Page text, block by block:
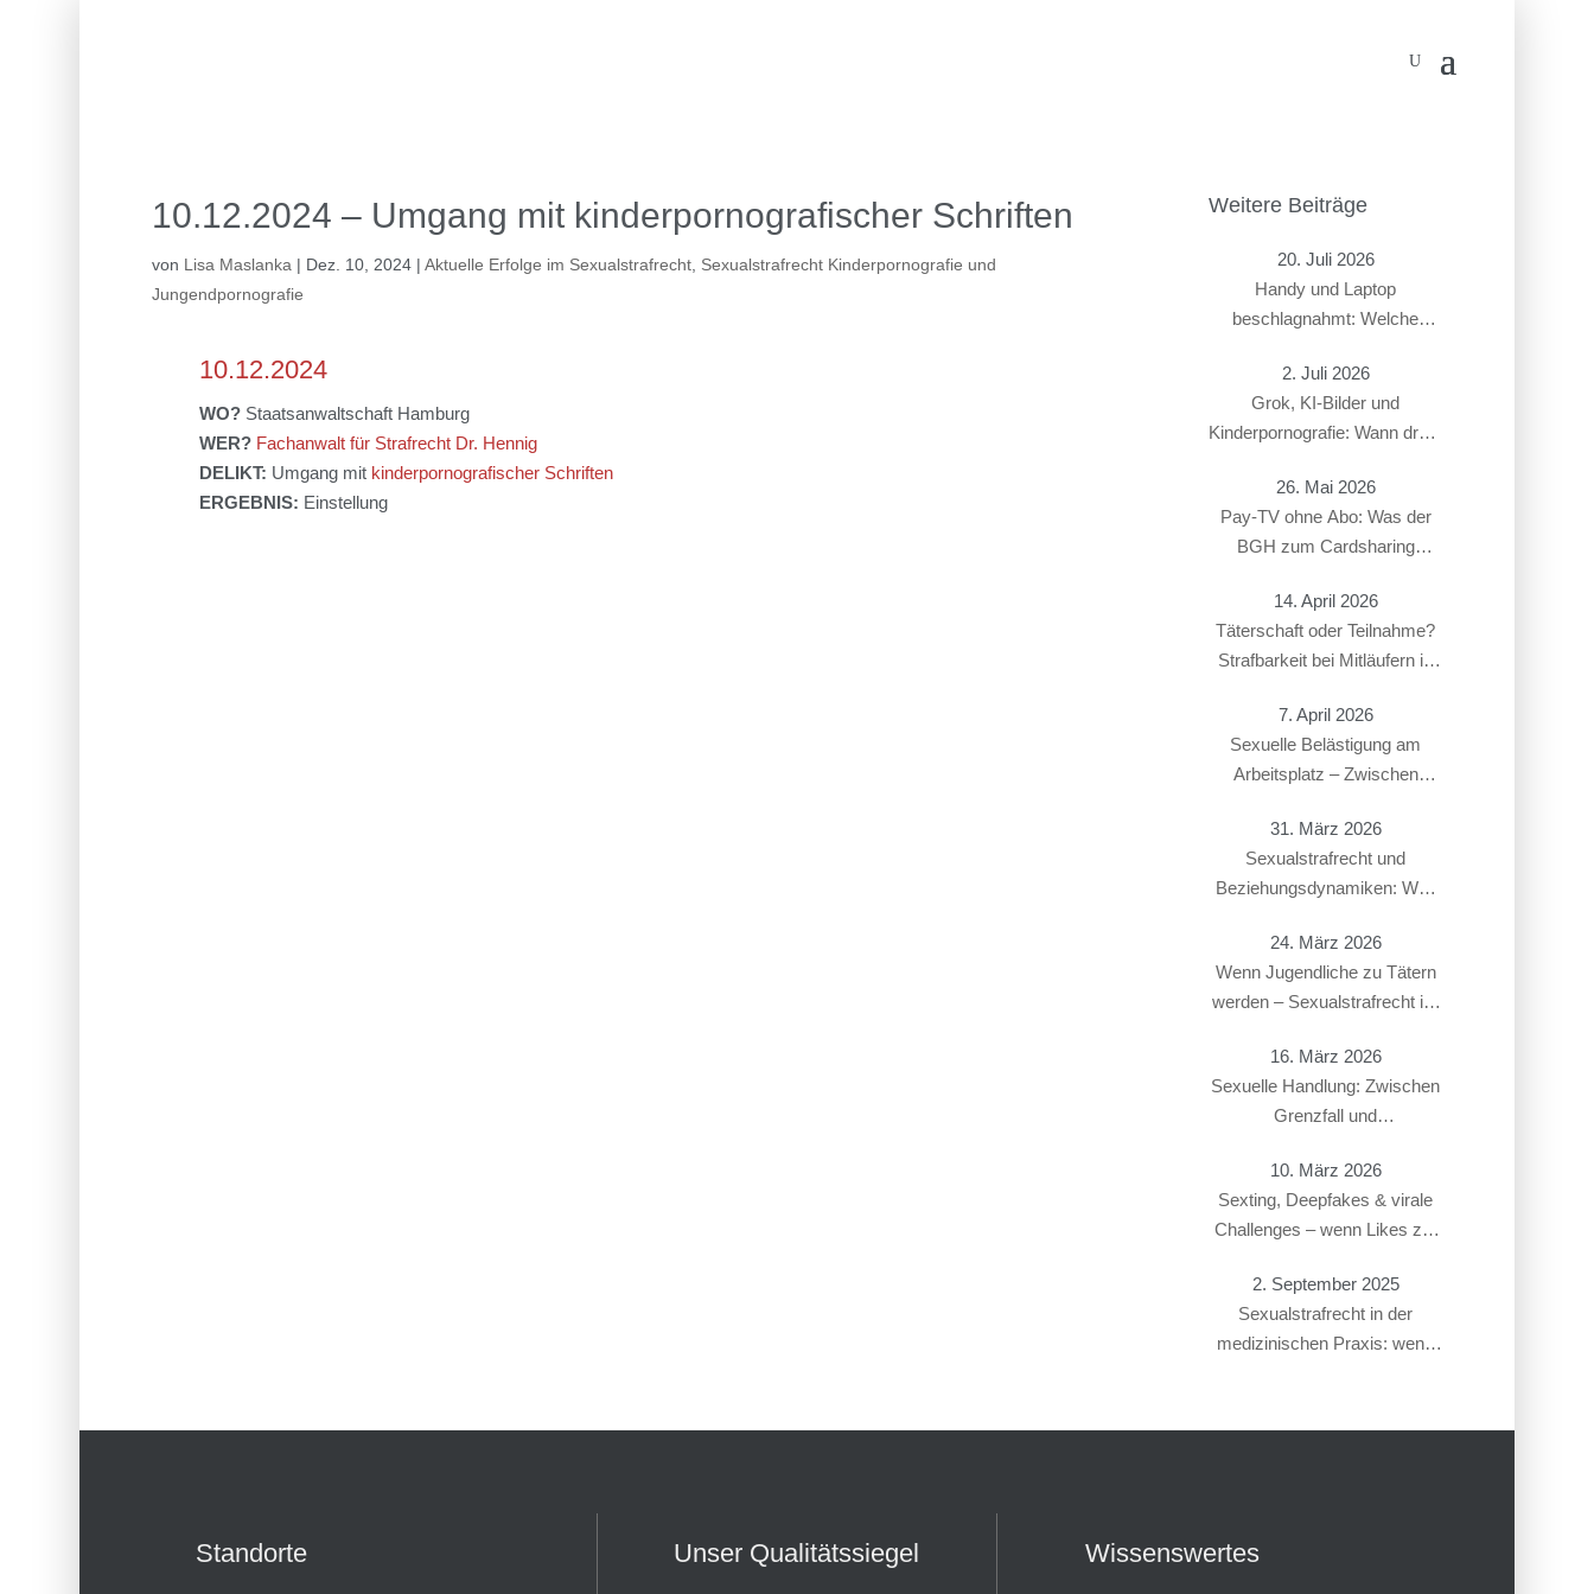
10.12.2024 – Umgang mit kinderpornografischer Schriften
von Lisa Maslanka| Dez. 10, 2024| Aktuelle Erfolge im Sexualstrafrecht, Sexualstrafrecht Kinderpornografie und
Jungendpornografie
10.12.2024
WO? Staatsanwaltschaft Hamburg
WER? Fachanwalt für Strafrecht Dr. Hennig
DELIKT: Umgang mit kinderpornografischer Schriften
ERGEBNIS: Einstellung
Weitere Beiträge
20. Juli 2026
Handy und Laptop
beschlagnahmt: Welche
2. Juli 2026
Grok, KI-Bilder und
Kinderpornografie: Wann droht
26. Mai 2026
Pay-TV ohne Abo: Was der
BGH zum Cardsharing
14. April 2026
Täterschaft oder Teilnahme?
Strafbarkeit bei Mitläufern in
7. April 2026
Sexuelle Belästigung am
Arbeitsplatz – Zwischen
Überschneidung von § 184i
StGB mit arbeitsrechtlichen
Konsequenzen
31. März 2026
Sexualstrafrecht und
Beziehungsdynamiken: Was
oder in offenen Beziehungen?
24. März 2026
Wenn Jugendliche zu Tätern
werden – Sexualstrafrecht im
16. März 2026
Sexuelle Handlung: Zwischen
Grenzfall und
10. März 2026
Sexting, Deepfakes & virale
Challenges – wenn Likes zur
2. September 2025
Sexualstrafrecht in der
medizinischen Praxis: wenn
werden
Standorte Unser Qualitätssiegel Wissenswertes